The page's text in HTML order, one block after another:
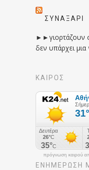
ΣΥΝΑΞΆΡΙ
►►γιορτάζουν
δεν υπάρχει
ΚΑΙΡΟΣ
πρόγνωση καιρού
ΕΝΗΜΈΡΩΣΉ